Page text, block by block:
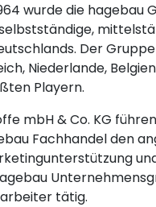
wurde die hagebau
Der Gruppe
Niederlande,
Playern.
mbH & Co. KG
Fachhandel den
tätig.